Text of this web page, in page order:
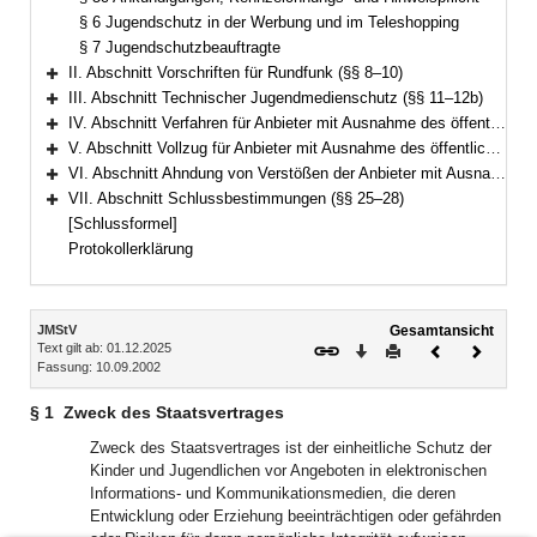
§ 6 Jugendschutz in der Werbung und im Teleshopping
§ 7 Jugendschutzbeauftragte
Bereich erweitern
II. Abschnitt Vorschriften für Rundfunk (§§ 8–10)
Bereich erweitern
III. Abschnitt Technischer Jugendmedienschutz (§§ 11–12b)
Bereich erweitern
IV. Abschnitt Verfahren für Anbieter mit Ausnahme des öffentlich-rechtlichen Rundfunks (§§ 13–19b)
Bereich erweitern
V. Abschnitt Vollzug für Anbieter mit Ausnahme des öffentlich-rechtlichen Rundfunks (§§ 20–22)
Bereich erweitern
VI. Abschnitt Ahndung von Verstößen der Anbieter mit Ausnahme des öffentlich-rechtlichen Rundfunks (§§ 23–24)
Bereich erweitern
VII. Abschnitt Schlussbestimmungen (§§ 25–28)
[Schlussformel]
Protokollerklärung
Inhalt
JMStV
Text gilt ab: 01.12.2025
Fassung: 10.09.2002
Gesamtansicht
Download
DruckenVorheriges
§ 1 Zweck des Staatsvertrages
Zweck des Staatsvertrages ist der einheitliche Schutz der
Kinder und Jugendlichen vor Angeboten in elektronischen
Informations- und Kommunikationsmedien, die deren
Entwicklung oder Erziehung beeinträchtigen oder gefährden